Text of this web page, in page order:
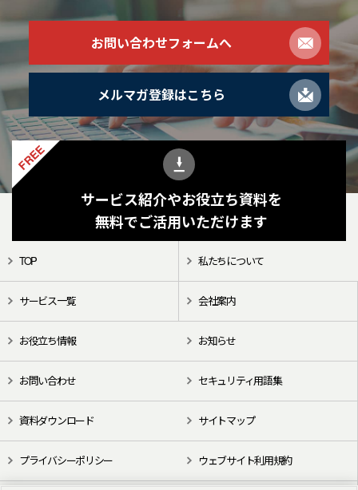
お問い合わせフォームへ
メルマガ登録はこちら
FREE
サービス紹介やお役立ち資料を
無料でご活用いただけます
TOP 私たちについて
サービス一覧 会社案内
お役立ち情報 お知らせ
お問い合わせ セキュリティ用語集
資料ダウンロード サイトマップ
プライバシーポリシー ウェブサイト利用規約